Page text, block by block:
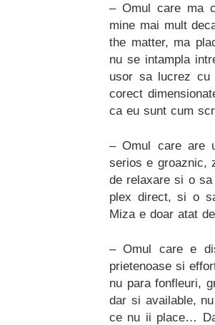
– Omul care ma
mine mai mult
the matter, ma
nu se intampla
usor sa lucrez cu
corect
ca eu sunt cum
– Omul care are
serios e groaznic,
de relaxare si o
plex direct, si o
Miza e doar atat
– Omul care e
prietenoase si
nu para fonfleuri,
dar si available,
ce nu ii place…